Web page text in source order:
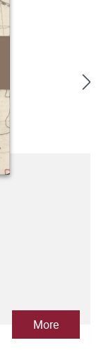
More